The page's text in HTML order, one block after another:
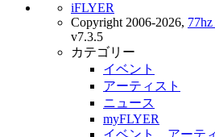
iFLYER
Copyright 2006-2026,
v7.3.5
カテゴリー
イベント
アーティスト
ニュース
myFLYER
イベント、アーテ